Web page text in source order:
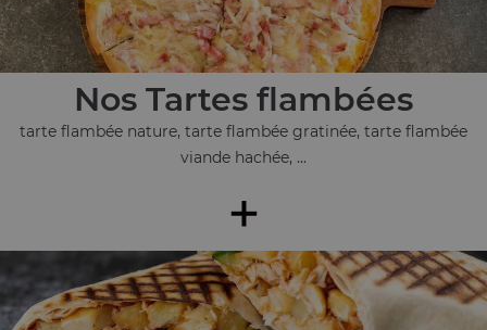
Nos Tartes flambées
tarte flambée nature, tarte flambée gratinée, tarte flambée
viande hachée, ...
+